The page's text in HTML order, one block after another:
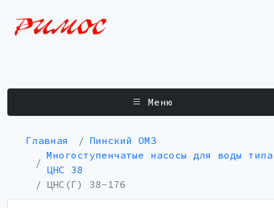
Меню
Главная
Пинский ОМЗ
Многоступенчатые насосы для воды типа
ЦНС 38
ЦНС(Г) 38-176